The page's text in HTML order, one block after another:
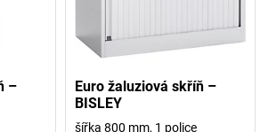
–
Euro žaluziová skříň –
BISLEY
šířka 800 mm, 1 police